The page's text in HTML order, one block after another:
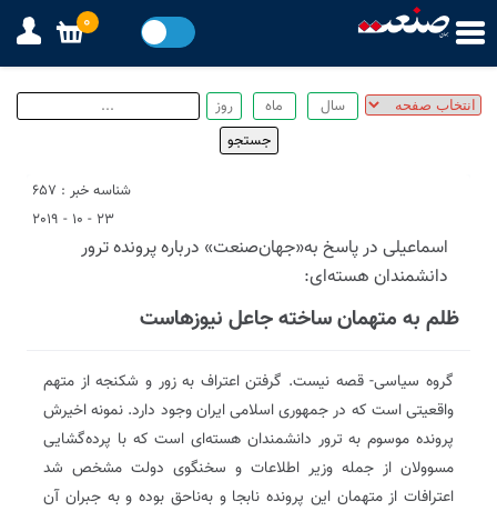
شناسه خبر : 657
23 - 10 - 2019
اسماعیلی در پاسخ به«جهان‌صنعت» درباره پرونده ترور
دانشمندان هسته‌ای:
ظلم به متهمان ساخته جاعل نیوز‌ها‌ست
گروه سیاسی- قصه نیست. گرفتن اعتراف به زور و شکنجه از متهم
واقعیتی است که در جمهوری اسلامی ایران وجود دارد. نمونه اخیرش
پرونده موسوم به ترور دانشمندان هسته‌ای است که با پرده‌گشایی
مسوولان از جمله وزیر اطلاعات و سخنگوی دولت مشخص شد
اعترافات از متهمان این پرونده نابجا و به‌ناحق بوده و به جبران آن
0